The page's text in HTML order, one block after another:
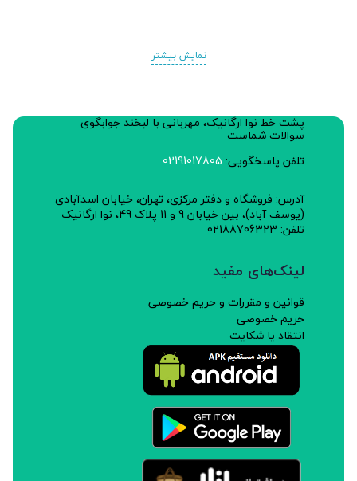
نمایش بیشتر
پشت خط نوا ارگانیک، مهربانی با لبخند جوابگوی
سوالات شماست
تلفن پاسخگویی: 02191017805
آدرس: فروشگاه و دفتر مرکزی، تهران، خیابان اسدآبادی
(یوسف آباد)، بین خیابان 9 و 11 پلاک 49، نوا ارگانیک
تلفن: 02188706323
لینک‌های مفید
قوانین و مقررات و حریم خصوصی
حریم خصوصی
انتقاد یا شکایت